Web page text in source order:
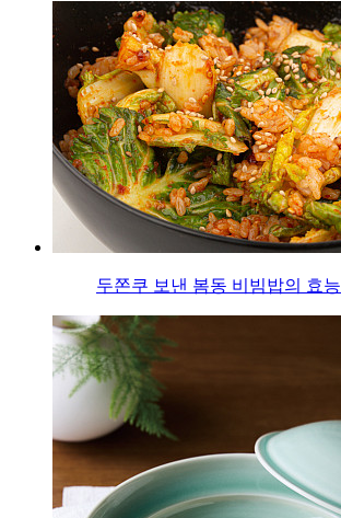
두쫀쿠 보낸 봄동 비빔밥의 효능